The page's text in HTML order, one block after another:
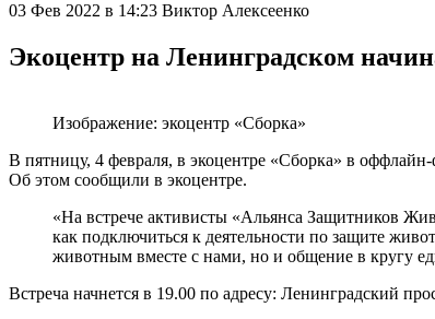
03 Фев 2022 в 14:23 Виктор Алексеенко
Экоцентр на Ленинградском
Изображение: экоцентр «Сборка»
В пятницу, 4 февраля, в экоцентре «Сборка» в
Об этом сообщили в экоцентре.
«На встрече активисты «Альянса Защитников
как подключиться к деятельности по защите
животным вместе с нами, но и общение в кругу
Встреча начнется в 19.00 по адресу: Ленинградский